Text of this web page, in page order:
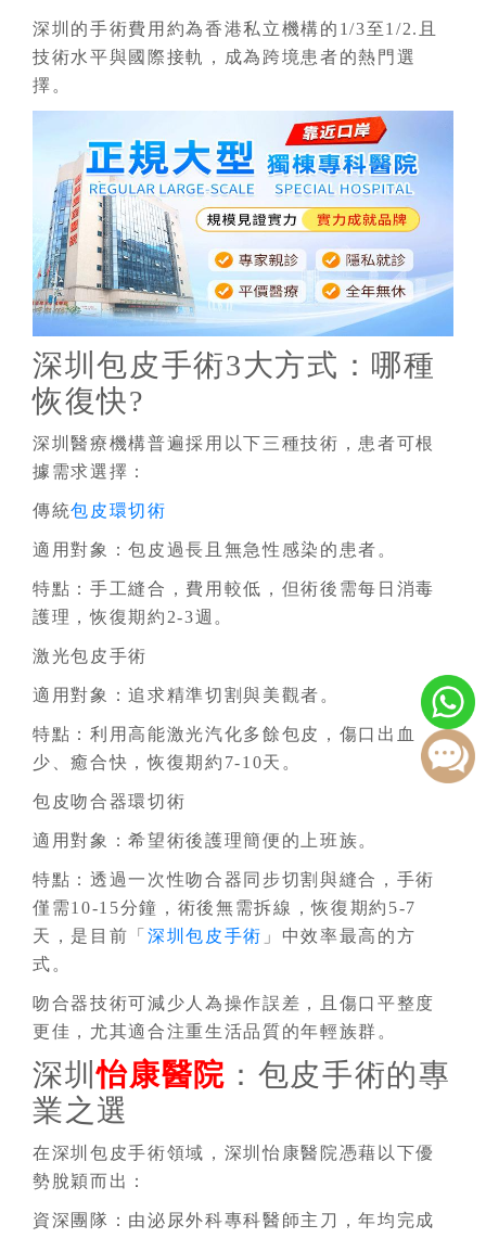
深圳的手術費用約為香港私立機構的1/3至1/2.且
技術水平與國際接軌，成為跨境患者的熱門選
擇。
深圳包皮手術3大方式：哪種
恢復快?
深圳醫療機構普遍採用以下三種技術，患者可根
據需求選擇：
傳統包皮環切術
適用對象：包皮過長且無急性感染的患者。
特點：手工縫合，費用較低，但術後需每日消毒
護理，恢復期約2-3週。
激光包皮手術
適用對象：追求精準切割與美觀者。
特點：利用高能激光汽化多餘包皮，傷口出血
少、癒合快，恢復期約7-10天。
包皮吻合器環切術
適用對象：希望術後護理簡便的上班族。
特點：透過一次性吻合器同步切割與縫合，手術
僅需10-15分鐘，術後無需拆線，恢復期約5-7
天，是目前「深圳包皮手術 」中效率最高的方
式。
吻合器技術可減少人為操作誤差，且傷口平整度
更佳，尤其適合注重生活品質的年輕族群。
深圳怡康醫院 ：包皮手術的專
業之選
在深圳包皮手術領域，深圳怡康醫院憑藉以下優
勢脫穎而出：
資深團隊：由泌尿外科專科醫師主刀，年均完成